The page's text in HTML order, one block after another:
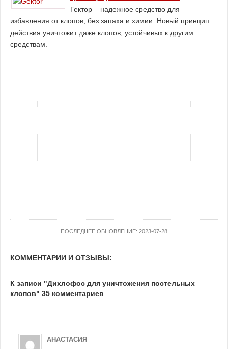
Гектор – надежное средство для
избавления от клопов, без запаха и химии. Новый принцип
действия уничтожит даже клопов, устойчивых к другим
средствам.
ПОСЛЕДНЕЕ ОБНОВЛЕНИЕ: 2023-07-28
КОММЕНТАРИИ И ОТЗЫВЫ:
К записи "Дихлофос для уничтожения постельных
клопов" 35 комментариев
АНАСТАСИЯ